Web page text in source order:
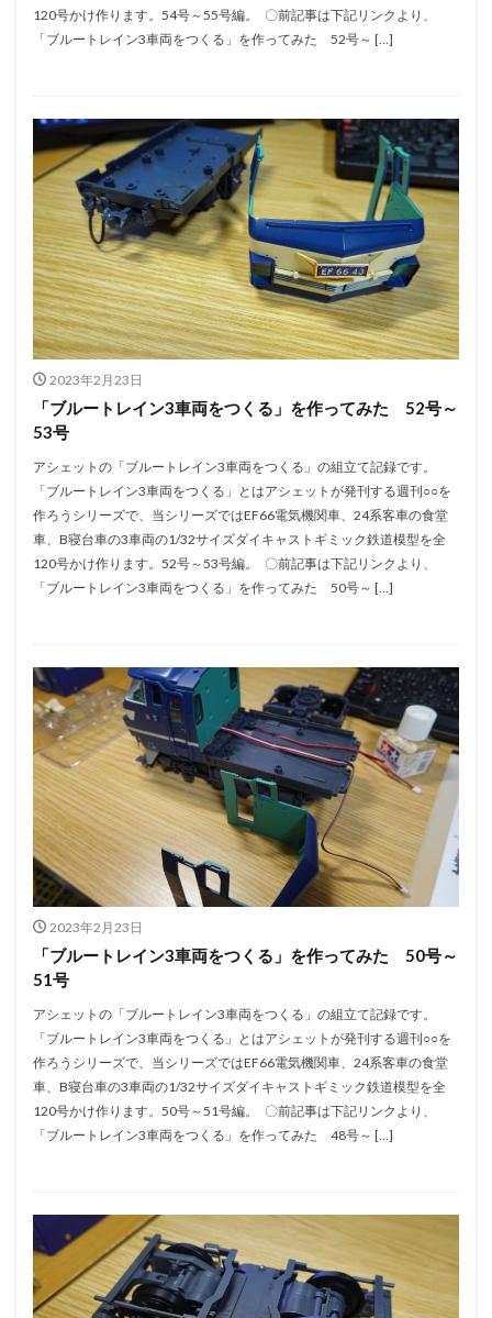
120号かけ作ります。54号～55号編。 〇前記事は下記リンクより、
「ブルートレイン3車両をつくる」を作ってみた 52号～ […]
2023年2月23日
「ブルートレイン3車両をつくる」を作ってみた 52号～
53号
アシェットの「ブルートレイン3車両をつくる」の組立て記録です。
「ブルートレイン3車両をつくる」とはアシェットが発刊する週刊○○を
作ろうシリーズで、当シリーズではEF66電気機関車、24系客車の食堂
車、B寝台車の3車両の1/32サイズダイキャストギミック鉄道模型を全
120号かけ作ります。52号～53号編。 〇前記事は下記リンクより、
「ブルートレイン3車両をつくる」を作ってみた 50号～ […]
2023年2月23日
「ブルートレイン3車両をつくる」を作ってみた 50号～
51号
アシェットの「ブルートレイン3車両をつくる」の組立て記録です。
「ブルートレイン3車両をつくる」とはアシェットが発刊する週刊○○を
作ろうシリーズで、当シリーズではEF66電気機関車、24系客車の食堂
車、B寝台車の3車両の1/32サイズダイキャストギミック鉄道模型を全
120号かけ作ります。50号～51号編。 〇前記事は下記リンクより、
「ブルートレイン3車両をつくる」を作ってみた 48号～ […]